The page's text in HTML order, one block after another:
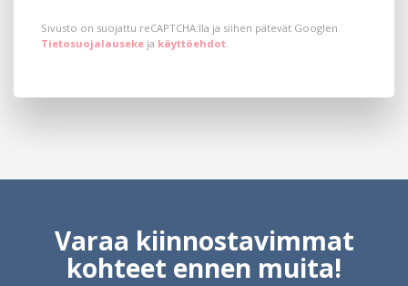
Sivusto on suojattu reCAPTCHA:lla ja siihen pätevät Googlen
Tietosuojalauseke ja käyttöehdot.
Varaa kiinnostavimmat
kohteet ennen muita!